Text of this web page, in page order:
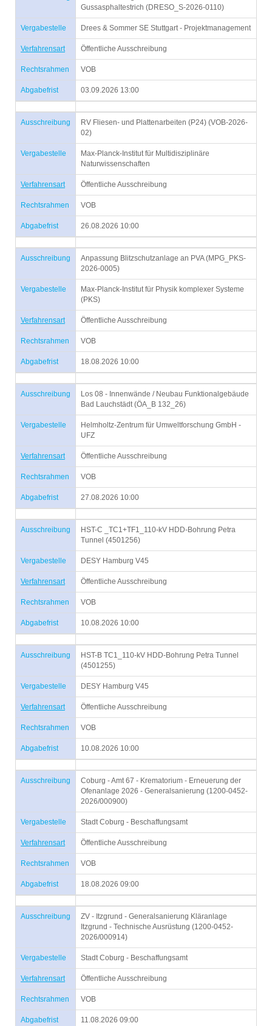
Gussasphaltestrich (DRESO_S-2026-0110)
Vergabestelle Drees & Sommer SE Stuttgart - Projektmanagement
Verfahrensart Öffentliche Ausschreibung
Rechtsrahmen VOB
Abgabefrist 03.09.2026 13:00
Ausschreibung
RV Fliesen- und Plattenarbeiten (P24) (VOB-2026-
02)
Vergabestelle
Max-Planck-Institut für Multidisziplinäre
Naturwissenschaften
Verfahrensart Öffentliche Ausschreibung
Rechtsrahmen VOB
Abgabefrist 26.08.2026 10:00
Ausschreibung
Anpassung Blitzschutzanlage an PVA (MPG_PKS-
2026-0005)
Vergabestelle
Max-Planck-Institut für Physik komplexer Systeme
(PKS)
Verfahrensart Öffentliche Ausschreibung
Rechtsrahmen VOB
Abgabefrist 18.08.2026 10:00
Ausschreibung
Los 08 - Innenwände / Neubau Funktionalgebäude
Bad Lauchstädt (ÖA_B 132_26)
Vergabestelle
Helmholtz-Zentrum für Umweltforschung GmbH -
UFZ
Verfahrensart Öffentliche Ausschreibung
Rechtsrahmen VOB
Abgabefrist 27.08.2026 10:00
Ausschreibung
HST-C _TC1+TF1_110-kV HDD-Bohrung Petra
Tunnel (4501256)
Vergabestelle DESY Hamburg V45
Verfahrensart Öffentliche Ausschreibung
Rechtsrahmen VOB
Abgabefrist 10.08.2026 10:00
Ausschreibung
HST-B TC1_110-kV HDD-Bohrung Petra Tunnel
(4501255)
Vergabestelle DESY Hamburg V45
Verfahrensart Öffentliche Ausschreibung
Rechtsrahmen VOB
Abgabefrist 10.08.2026 10:00
Ausschreibung
Coburg - Amt 67 - Krematorium - Erneuerung der
Ofenanlage 2026 - Generalsanierung (1200-0452-
2026/000900)
Vergabestelle Stadt Coburg - Beschaffungsamt
Verfahrensart Öffentliche Ausschreibung
Rechtsrahmen VOB
Abgabefrist 18.08.2026 09:00
Ausschreibung
ZV - Itzgrund - Generalsanierung Kläranlage
Itzgrund - Technische Ausrüstung (1200-0452-
2026/000914)
Vergabestelle Stadt Coburg - Beschaffungsamt
Verfahrensart Öffentliche Ausschreibung
Rechtsrahmen VOB
Abgabefrist 11.08.2026 09:00